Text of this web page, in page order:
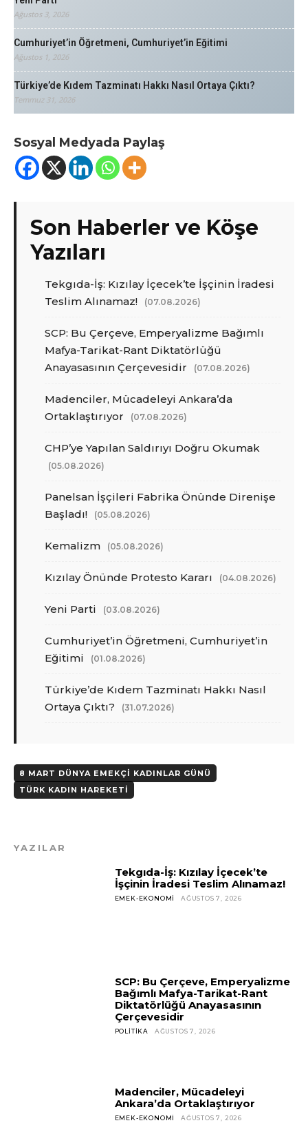
Ağustos 3, 2026
Cumhuriyet’in Öğretmeni, Cumhuriyet’in Eğitimi
Ağustos 1, 2026
Türkiye’de Kıdem Tazminatı Hakkı Nasıl Ortaya Çıktı?
Temmuz 31, 2026
Sosyal Medyada Paylaş
Son Haberler ve Köşe
Yazıları
Tekgıda-İş: Kızılay İçecek’te İşçinin İradesi
Teslim Alınamaz!
(07.08.2026)
SCP: Bu Çerçeve, Emperyalizme Bağımlı
Mafya-Tarikat-Rant Diktatörlüğü
Anayasasının Çerçevesidir
(07.08.2026)
Madenciler, Mücadeleyi Ankara’da
Ortaklaştırıyor
(07.08.2026)
CHP’ye Yapılan Saldırıyı Doğru Okumak
(05.08.2026)
Panelsan İşçileri Fabrika Önünde Direnişe
Başladı!
(05.08.2026)
Kemalizm (05.08.2026)
Kızılay Önünde Protesto Kararı (04.08.2026)
Yeni Parti (03.08.2026)
Cumhuriyet’in Öğretmeni, Cumhuriyet’in
Eğitimi
(01.08.2026)
Türkiye’de Kıdem Tazminatı Hakkı Nasıl
Ortaya Çıktı?
(31.07.2026)
8 MART DÜNYA EMEKÇI KADINLAR GÜNÜ
TÜRK KADIN HAREKETI
YAZILAR
Tekgıda-İş: Kızılay İçecek’te
İşçinin İradesi Teslim Alınamaz!
EMEK-EKONOMI AĞUSTOS 7, 2026
SCP: Bu Çerçeve, Emperyalizme
Bağımlı Mafya-Tarikat-Rant
Diktatörlüğü Anayasasının
Çerçevesidir
POLITIKA AĞUSTOS 7, 2026
Madenciler, Mücadeleyi
Ankara’da Ortaklaştırıyor
EMEK-EKONOMI AĞUSTOS 7, 2026